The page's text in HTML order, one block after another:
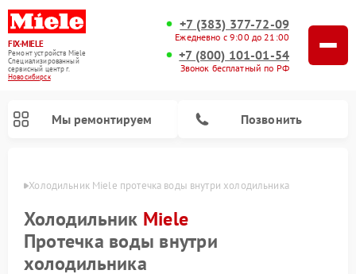
FIX-MIELE
Ремонт устройств Miele
Специализированный
cервисный центр г.
Новосибирск
+7 (383) 377-72-09
Ежедневно с 9:00 до 21:00
+7 (800) 101-01-54
Звонок бесплатный по РФ
Мы ремонтируем Позвонить
Холодильник Miele протечка воды внутри холодильника
Холодильник Miele
Протечка воды внутри
холодильника